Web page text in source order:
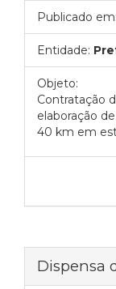
Publicado em:
Entidade:
Objeto:
Contratação
elaboração
40 km em
Dispensa